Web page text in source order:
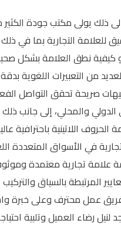
ذلك يولى مكتب جودة
للعلامة التجارية بما في ذلك
كيفية نطق العلامة بشكل
من التعبيرات اللغوية
صريحة تحقق التواصل
والمحلي، إلى جانب
اللاتينية باحترافية
في الأسواق المتعددة
علامة تجارية معتمدة
المرتبطة بالسياق
عمل محترف وعلى خبرة
لنيل رضاء العميل وتلبية